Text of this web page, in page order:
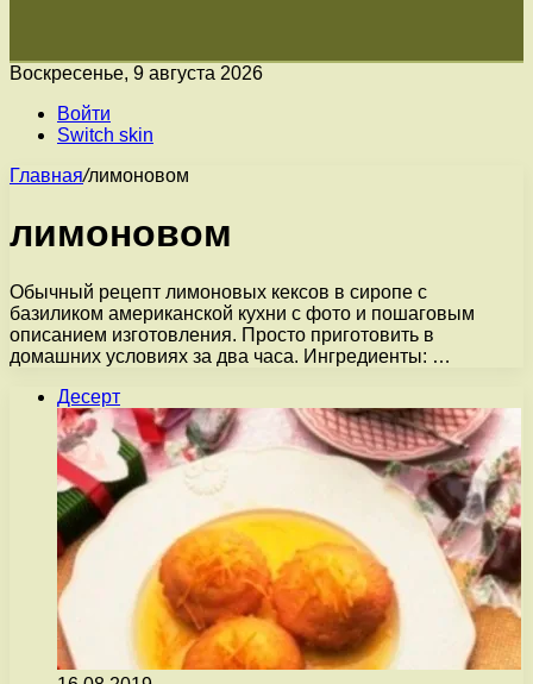
Воскресенье, 9 августа 2026
Войти
Switch skin
Главная/лимоновом
лимоновом
Обычный рецепт лимоновых кексов в сиропе с
базиликом американской кухни с фото и пошаговым
описанием изготовления. Просто приготовить в
домашних условиях за два часа. Ингредиенты: …
Десерт